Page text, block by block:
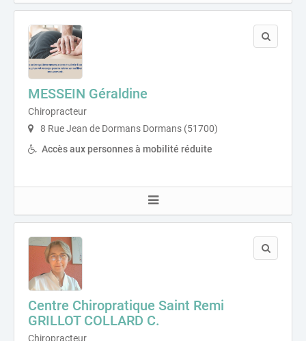
MESSEIN Géraldine
Chiropracteur
8 Rue Jean de Dormans Dormans (51700)
Accès aux personnes à mobilité réduite
Centre Chiropratique Saint Remi
GRILLOT COLLARD C.
Chiropracteur